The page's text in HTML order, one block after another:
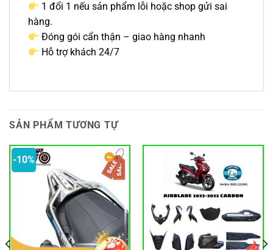
1 đổi 1 nếu sản phẩm lỗi hoặc shop gửi sai
hàng.
Đóng gói cẩn thận – giao hàng nhanh
Hỗ trợ khách 24/7
SẢN PHẨM TƯƠNG TỰ
-10%